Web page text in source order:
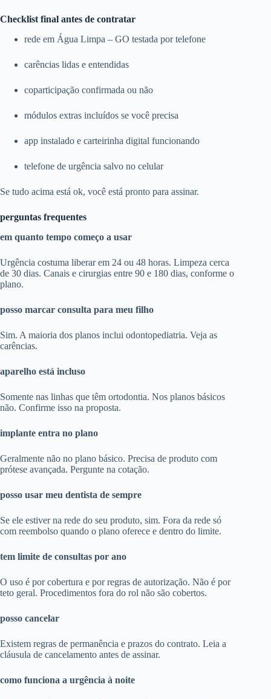
Checklist final antes de contratar
rede em Água Limpa – GO testada por telefone
carências lidas e entendidas
coparticipação confirmada ou não
módulos extras incluídos se você precisa
app instalado e carteirinha digital funcionando
telefone de urgência salvo no celular
Se tudo acima está ok, você está pronto para assinar.
perguntas frequentes
em quanto tempo começo a usar
Urgência costuma liberar em 24 ou 48 horas. Limpeza cerca
de 30 dias. Canais e cirurgias entre 90 e 180 dias, conforme o
plano.
posso marcar consulta para meu filho
Sim. A maioria dos planos inclui odontopediatria. Veja as
carências.
aparelho está incluso
Somente nas linhas que têm ortodontia. Nos planos básicos
não. Confirme isso na proposta.
implante entra no plano
Geralmente não no plano básico. Precisa de produto com
prótese avançada. Pergunte na cotação.
posso usar meu dentista de sempre
Se ele estiver na rede do seu produto, sim. Fora da rede só
com reembolso quando o plano oferece e dentro do limite.
tem limite de consultas por ano
O uso é por cobertura e por regras de autorização. Não é por
teto geral. Procedimentos fora do rol não são cobertos.
posso cancelar
Existem regras de permanência e prazos do contrato. Leia a
cláusula de cancelamento antes de assinar.
como funciona a urgência à noite